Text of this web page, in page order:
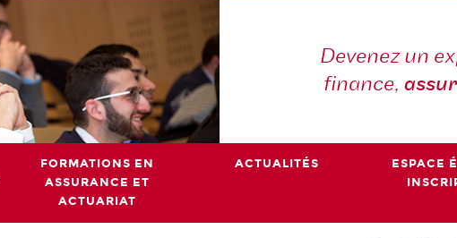
Devenez un
finance,
FORMATIONS EN
ASSURANCE ET
ACTUARIAT
ACTUALITÉS
ESPACE